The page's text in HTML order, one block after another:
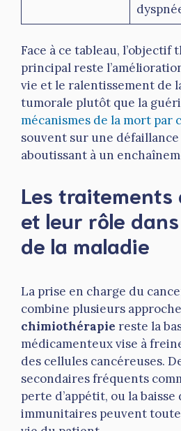
Face à ce tableau, l’objectif
principal reste
vie et le ralentissement de
tumorale plutôt que la
mécanismes de la mort par
souvent sur une
aboutissant à un
Les traitements
et leur rôle
de la maladie
La prise en charge du
combine plusieurs
chimiothérapie reste la
médicamenteux vise à
des cellules cancéreuses.
secondaires fréquents
perte d’appétit, ou la baisse
immunitaires peuvent